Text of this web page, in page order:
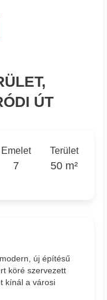
ÚT
Emelet
7
Terület
50 m²
új építésű
köré szervezett
kínál a városi